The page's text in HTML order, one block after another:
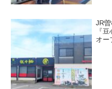
JR
『
オー